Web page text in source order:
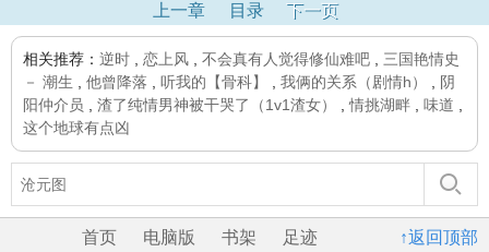
上一章 目录 下一页
相关推荐： 逆时 恋上风 不会真有人觉得修仙难吧
三国艳情史
－ 潮生
他曾降落 听我的【骨科】 我俩的关系（剧情h）
阴
阳仲介员
渣了纯情男神被干哭了（1v1渣女） ,情挑湖畔 味道
这个地球有点凶
↑返回顶部
首页 电脑版 书架 足迹